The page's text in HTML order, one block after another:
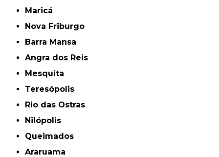
Maricá
Nova Friburgo
Barra Mansa
Angra dos Reis
Mesquita
Teresópolis
Rio das Ostras
Nilópolis
Queimados
Araruama